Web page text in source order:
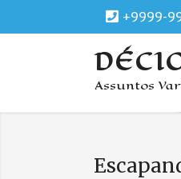
+9999-
Assuntos